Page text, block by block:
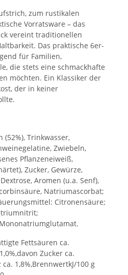
zum rustikalen
Vorratsware – das
vereint traditionellen
Das praktische 6er-
für Familien,
die stets eine schmackhafte
möchten. Ein Klassiker der
der in keiner
(52%), Trinkwasser,
Zwiebeln,
Pflanzeneiweiß,
Zucker, Gewürze,
Aromen (u.a. Senf),
Natriumascorbat;
Citronensäure;
Fettsäuren ca.
Zucker ca.
ca. 1,8%,BrennwertkJ/100 g